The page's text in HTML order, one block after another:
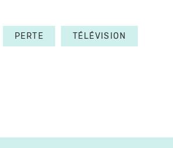
PERTE TÉLÉVISION